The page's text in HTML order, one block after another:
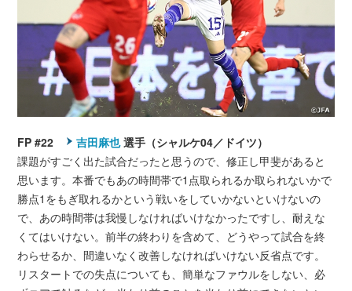
FP #22 吉田麻也選手（シャルケ04／ドイツ）
課題がすごく出た試合だったと思うので、修正し甲斐があると
思います。本番でもあの時間帯で1点取られるか取られないかで
勝点1をもぎ取れるかという戦いをしていかないといけないの
で、あの時間帯は我慢しなければいけなかったですし、耐えな
くてはいけない。前半の終わりを含めて、どうやって試合を終
わらせるか、間違いなく改善しなければいけない反省点です。
リスタートでの失点についても、簡単なファウルをしない、必